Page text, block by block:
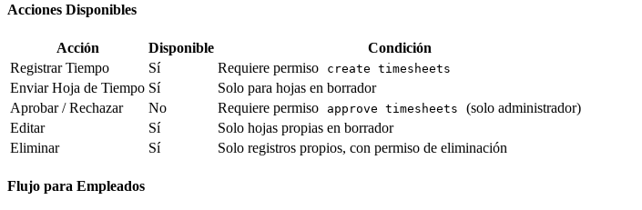
Acciones Disponibles
Acción Disponible
Condición
Registrar Tiempo
Sí Requiere permiso create timesheets
Enviar Hoja de Tiempo Sí
Solo para hojas en borrador
Aprobar / Rechazar
No Requiere permiso approve timesheets
(solo administrador)
Editar
Sí
Solo hojas propias en borrador
Eliminar
Sí Solo registros propios, con permiso de eliminación
Flujo para Empleados